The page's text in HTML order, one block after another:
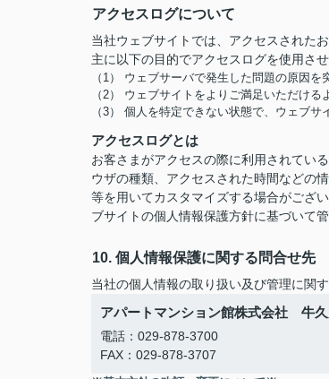
アクセスログについて
当社ウェブサイトでは、アクセスされた
主に以下の目的でアクセスログを使用させ
（1） ウェブサーバで発生した問題の原因を
（2） ウェブサイトをよりご満足いただける
（3） 個人を特定できない状態で、ウェブ
アクセスログとは
お客さまがアクセスの際に利用されてい
ウザの種類、アクセスされた時間などの
等を用いてカスタマイズする場合がござ
ブサイトの個人情報保護方針に基づいて管
10. 個人情報保護に関する問合せ先
当社の個人情報の取り扱い及び管理に関
アパートマンション館株式会社 牛
電話：029-878-3700
FAX：029-878-3707